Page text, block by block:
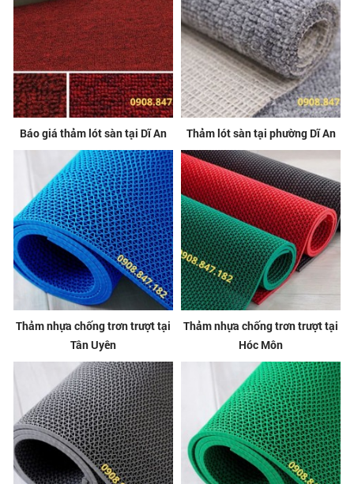
Báo giá thảm lót sàn tại Dĩ An Thảm lót sàn tại phường Dĩ An
Thảm nhựa chống trơn trượt tại
Tân Uyên
Thảm nhựa chống trơn trượt tại
Hóc Môn